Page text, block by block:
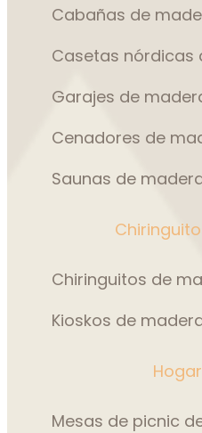
Cabañas de
Casetas nórdicas
Garajes de
Cenadores de
Saunas de
Chiringuitos de
Kioskos de
Mesas de picnic